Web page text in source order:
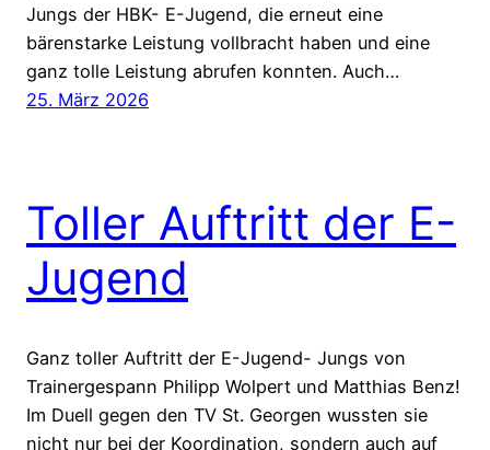
Jungs der HBK- E-Jugend, die erneut eine
bärenstarke Leistung vollbracht haben und eine
ganz tolle Leistung abrufen konnten. Auch…
25. März 2026
Toller Auftritt der E-
Jugend
Ganz toller Auftritt der E-Jugend- Jungs von
Trainergespann Philipp Wolpert und Matthias Benz!
Im Duell gegen den TV St. Georgen wussten sie
nicht nur bei der Koordination, sondern auch auf